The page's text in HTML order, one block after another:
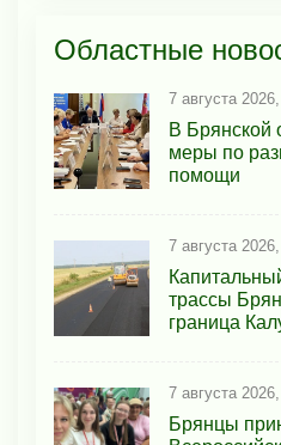
Областные
7 августа
В Брянской
меры по
помощи
7 августа
трассы
граница
7 августа
Брянцы